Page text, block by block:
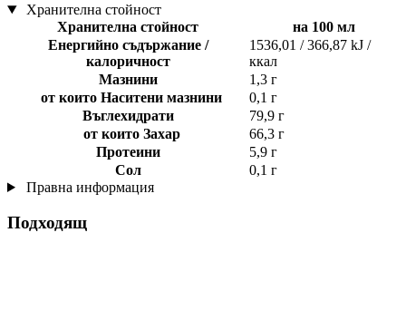
Хранителна стойност
Хранителна стойност
на 100 мл
Енергийно съдържание /
калоричност
1536,01 / 366,87 kJ /
ккал
Мазнини
1,3 г
от които Наситени мазнини
0,1 г
Въглехидрати
79,9 г
от които Захар
66,3 г
Протеини
5,9 г
Сол
0,1 г
Правна информация
Подходящ